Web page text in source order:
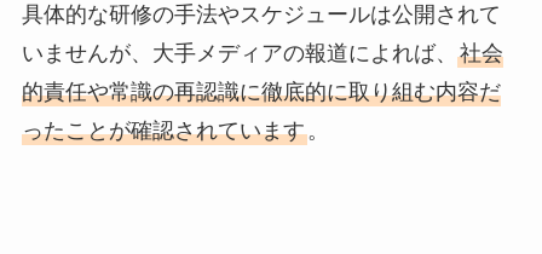
具体的な研修の手法やスケジュールは公開されて
いませんが、大手メディアの報道によれば、 社会
的責任や常識の再認識に徹底的に取り組む内容だ
ったことが確認されています。